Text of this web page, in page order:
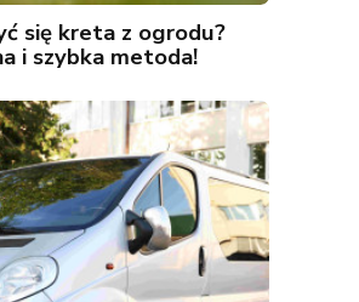
się kreta z ogrodu?
i szybka metoda!